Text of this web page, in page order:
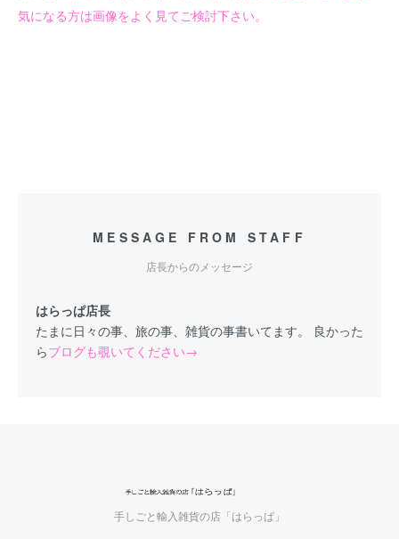
気になる方は画像をよく見てご検討下さい。
MESSAGE FROM STAFF
店長からのメッセージ
はらっぱ店長
たまに日々の事、旅の事、雑貨の事書いてます。 良かった
らブログも覗いてください→
手しごと輸入雑貨の店「はらっぱ」